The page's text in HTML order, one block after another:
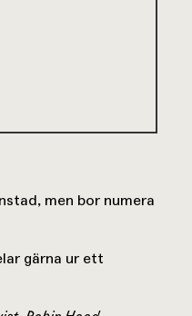
men bor numera
gärna ur ett